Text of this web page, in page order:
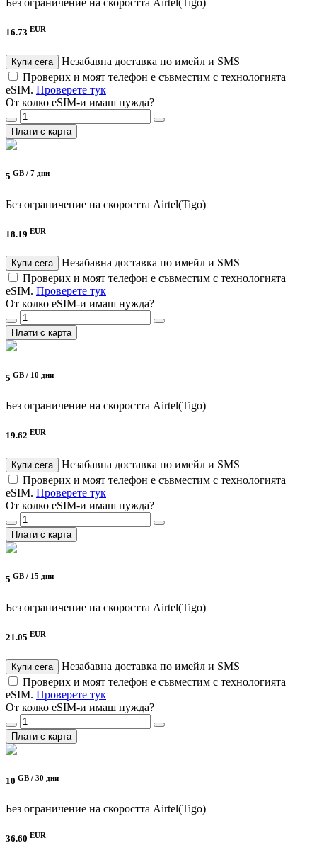
Без ограничение на скоростта Airtel(Tigo)
16.73 EUR
Купи сега
Незабавна доставка по имейл и SMS
Проверих и моят телефон е съвместим с технологията
eSIM. Проверете тук
От колко eSIM-и имаш нужда?
Плати с карта
5 GB / 7 дни
Без ограничение на скоростта Airtel(Tigo)
18.19 EUR
Купи сега
Незабавна доставка по имейл и SMS
Проверих и моят телефон е съвместим с технологията
eSIM. Проверете тук
От колко eSIM-и имаш нужда?
Плати с карта
5 GB / 10 дни
Без ограничение на скоростта Airtel(Tigo)
19.62 EUR
Купи сега
Незабавна доставка по имейл и SMS
Проверих и моят телефон е съвместим с технологията
eSIM. Проверете тук
От колко eSIM-и имаш нужда?
Плати с карта
5 GB / 15 дни
Без ограничение на скоростта Airtel(Tigo)
21.05 EUR
Купи сега
Незабавна доставка по имейл и SMS
Проверих и моят телефон е съвместим с технологията
eSIM. Проверете тук
От колко eSIM-и имаш нужда?
Плати с карта
10 GB / 30 дни
Без ограничение на скоростта Airtel(Tigo)
36.60 EUR